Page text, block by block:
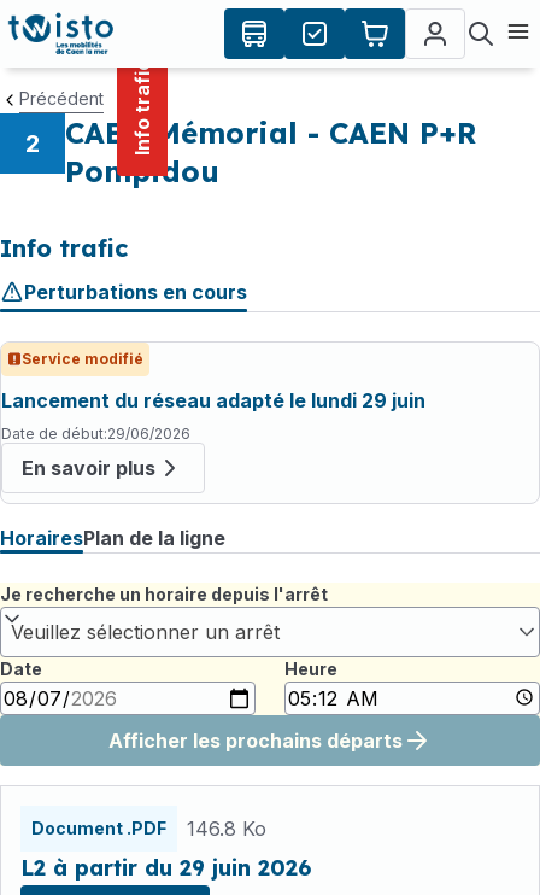
principal
Info trafic
Précédent
2
CAEN Mémorial - CAEN P+R
Pompidou
Info trafic
Perturbations en cours
Service modifié
Lancement du réseau adapté le lundi 29 juin
Date de début:29/06/2026
En savoir plus
HorairesPlan de la ligne
Je recherche un horaire depuis l'arrêt
Veuillez sélectionner un arrêt
Date Heure
Afficher les prochains départs
horaires
Document .PDF 146.8 Ko
L2 à partir du 29 juin 2026
Panneau de gestion des cookies